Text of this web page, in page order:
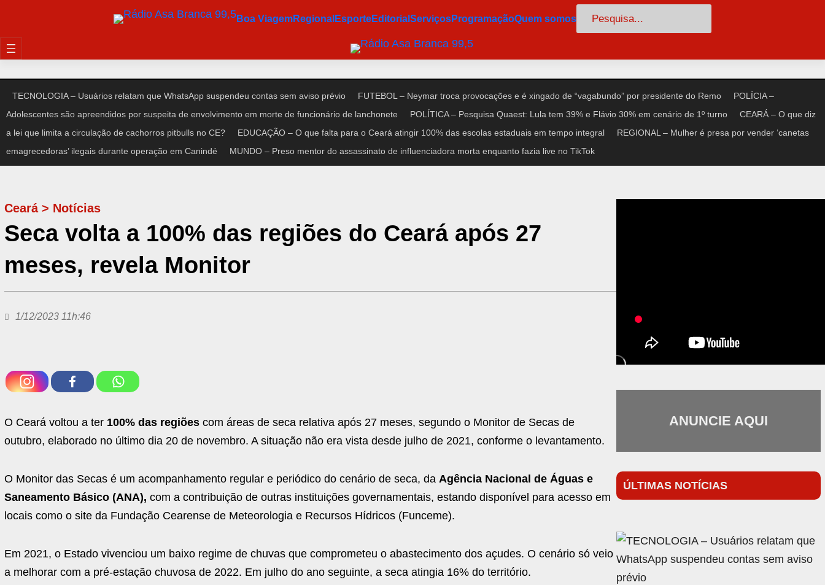
Boa ViagemRegional EsporteEditorial ServiçosProgramaçãoQuem somos Pesquisar
TECNOLOGIA – Usuários relatam que WhatsApp suspendeu contas sem aviso prévio FUTEBOL – Neymar troca provocações e é xingado de “vagabundo” por presidente do Remo
POLÍCIA –
Adolescentes são apreendidos por suspeita de envolvimento em morte de funcionário de lanchonete
POLÍTICA – Pesquisa Quaest: Lula tem 39% e Flávio 30% em cenário de 1º turno
CEARÁ – O que diz
a lei que limita a circulação de cachorros pitbulls no CE?
EDUCAÇÃO – O que falta para o Ceará atingir 100% das escolas estaduais em tempo integral
REGIONAL – Mulher é presa por vender ‘canetas
emagrecedoras’ ilegais durante operação em Canindé
MUNDO – Preso mentor do assassinato de influenciadora morta enquanto fazia live no TikTok
Ceará> Notícias
Seca volta a 100% das regiões do Ceará após 27
meses, revela Monitor
1/12/2023 11h:46
O Ceará voltou a ter 100% das regiões com áreas de seca relativa após 27 meses, segundo o Monitor de Secas de
outubro, elaborado no último dia 20 de novembro. A situação não era vista desde julho de 2021, conforme o levantamento.
O Monitor das Secas é um acompanhamento regular e periódico do cenário de seca, da Agência Nacional de Águas e
Saneamento Básico (ANA), com a contribuição de outras instituições governamentais, estando disponível para acesso em
locais como o site da Fundação Cearense de Meteorologia e Recursos Hídricos (Funceme).
Em 2021, o Estado vivenciou um baixo regime de chuvas que comprometeu o abastecimento dos açudes. O cenário só veio
a melhorar com a pré-estação chuvosa de 2022. Em julho do ano seguinte, a seca atingia 16% do território.
ANUNCIE AQUI
ÚLTIMAS NOTÍCIAS